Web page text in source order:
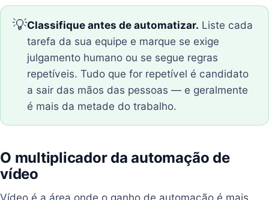
💡Classifique antes de automatizar. Liste cada
tarefa da sua equipe e marque se exige
julgamento humano ou se segue regras
repetíveis. Tudo que for repetível é candidato
a sair das mãos das pessoas — e geralmente
é mais da metade do trabalho.
O multiplicador da automação de
vídeo